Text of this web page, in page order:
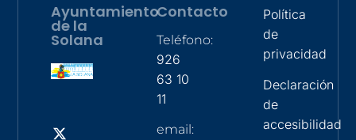
Ayuntamiento
de la
Solana
Contacto
Teléfono:
926
63 10
11
email:
Política
de
privacidad
Declaración
de
accesibilidad